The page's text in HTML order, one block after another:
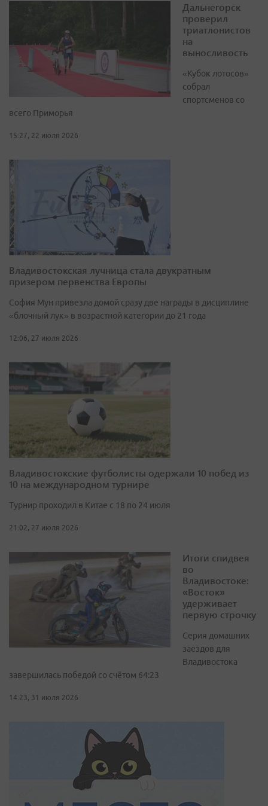
Дальнегорск
проверил
триатлонистов
на
выносливость
«Кубок лотосов»
собрал
спортсменов со
всего Приморья
15:27, 22 июля 2026
Владивостокская лучница стала двукратным
призером первенства Европы
София Мун привезла домой сразу две награды в дисциплине
«блочный лук» в возрастной категории до 21 года
12:06, 27 июля 2026
Владивостокские футболисты одержали 10 побед из
10 на международном турнире
Турнир проходил в Китае с 18 по 24 июля
21:02, 27 июля 2026
Итоги спидвея
во
Владивостоке:
«Восток»
удерживает
первую строчку
Серия домашних
заездов для
Владивостока
завершилась победой со счётом 64:23
14:23, 31 июля 2026